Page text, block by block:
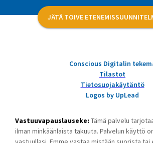
JÄTÄ TOIVE
Conscious Digitalin
Tilastot
Tietosuojakäytäntö
Logos by UpLead
Vastuuvapauslauseke: Tämä palvelu
ilman minkäänlaista takuuta. Palvelun käyttö